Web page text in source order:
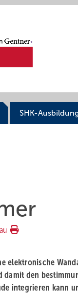
SHK-
elektronische
den
integrieren kann